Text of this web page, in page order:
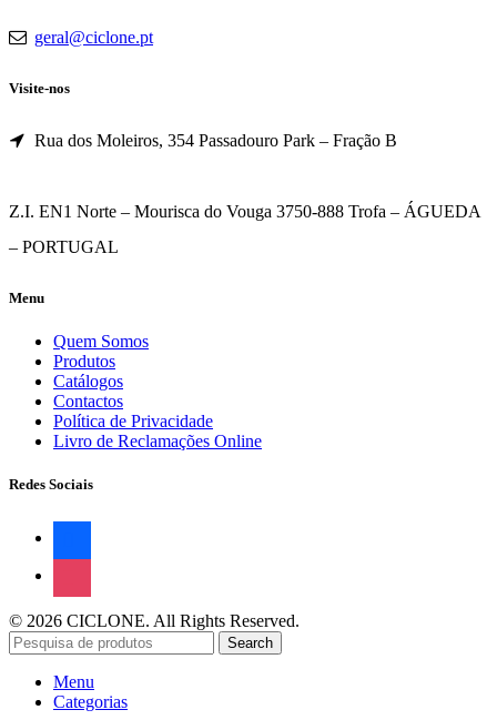
geral@ciclone.pt
Visite-nos
Rua dos Moleiros, 354 Passadouro Park – Fração B
Z.I. EN1 Norte – Mourisca do Vouga 3750-888 Trofa – ÁGUEDA
– PORTUGAL
Menu
Quem Somos
Produtos
Catálogos
Contactos
Política de Privacidade
Livro de Reclamações Online
Redes Sociais
facebook
instagram
© 2026 CICLONE. All Rights Reserved.
Search
Menu
Categorias